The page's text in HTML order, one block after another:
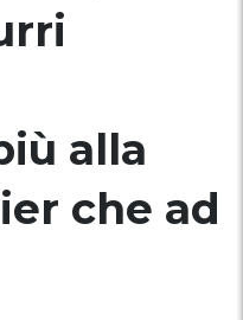
alla
che ad